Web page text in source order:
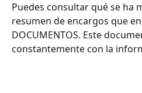
Puedes consultar qué se ha
resumen de encargos que
DOCUMENTOS. Este
constantemente con la